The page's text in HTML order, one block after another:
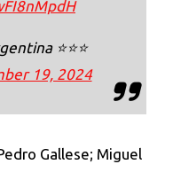
⭐⭐⭐
19, 2024
Gallese; Miguel